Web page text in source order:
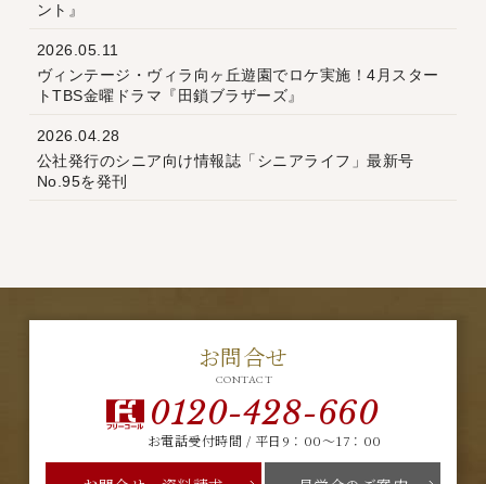
ント』
2026.05.11
ヴィンテージ・ヴィラ向ヶ丘遊園でロケ実施！4月スター
トTBS金曜ドラマ『田鎖ブラザーズ』
2026.04.28
公社発行のシニア向け情報誌「シニアライフ」最新号
No.95を発刊
お問合せ
CONTACT
0120-428-660
お電話受付時間 / 平日9：00～17：00